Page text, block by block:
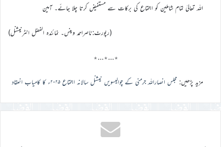
اللہ تعالیٰ تمام شاملین کو اجتماع کی برکات سے مستفیض کرتا چلا جائے۔ آمین
(رپورٹ:ناصراحمد وینس۔ نمائندہ الفضل انٹرنیشنل)
٭…٭…٭
مزید پڑھیں: مجلس انصاراللہ جرمنی کے چوالیسویں نیشنل سالانہ اجتماع ۲۰۲۵ء کا کامیاب انعقاد